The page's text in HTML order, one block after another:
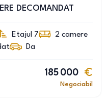
DECOMANDAT
Etajul 7 2 camere
Da
185 000
Negociabil